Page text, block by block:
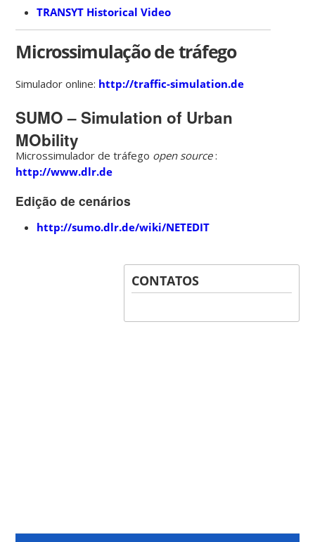
TRANSYT Historical Video
Microssimulação de tráfego
Simulador online: http://traffic-simulation.de
SUMO – Simulation of Urban
MObility
Microssimulador de tráfego open source:
http://www.dlr.de
Edição de cenários
http://sumo.dlr.de/wiki/NETEDIT
CONTATOS